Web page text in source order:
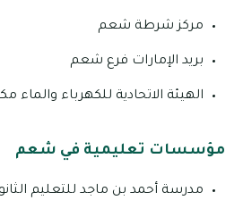
مركز شرطة شعم
بريد الإمارات فرع شعم
الهيئة الاتحادية للكهرباء
مؤسسات تعليمية في شعم
مدرسة أحمد بن ماجد للتعليم